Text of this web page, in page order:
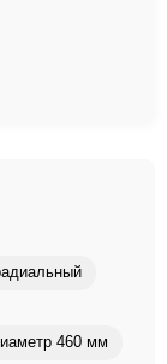
460 мм